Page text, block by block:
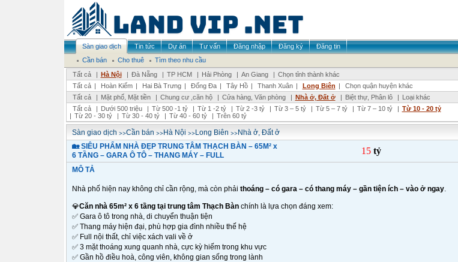
Sàn giao dịch Tin tức Dự án Tư vấn Đăng nhập Đăng ký
Đăng tin
Cần bán
Cho thuê
Tìm theo nhu cầu
Tất cả
| Hà Nội | Đà Nẵng | TP HCM | Hải Phòng | An Giang | Chọn tỉnh thành khác
Tất cả | Hoàn Kiếm | Hai Bà Trưng | Đống Đa | Tây Hồ | Thanh Xuân | Long Biên |
Chọn quận huyện khác
Tất cả
| Mặt phố, Mặt tiền | Chung cư ,căn hộ | Cửa hàng, Văn phòng | Nhà ở, Đất ở | Biệt thự, Phân lô | Loại khác
Tất cả
| Dưới 500 triệu | Từ 500 -1 tỷ | Từ 1 -2 tỷ | Từ 2 -3 tỷ | Từ 3 – 5 tỷ | Từ 5 – 7 tỷ | Từ 7 – 10 tỷ | Từ 10 - 20 tỷ
| Từ 20 - 30 tỷ | Từ 30 - 40 tỷ | Từ 40 - 60 tỷ | Trên 60 tỷ
Sàn giao dịch >>Cần bán >>Hà Nội >>Long Biên >>Nhà ở, Đất ở
🏡 SIÊU PHẨM NHÀ ĐẸP TRUNG TÂM THẠCH BÀN – 65M² x
6 TẦNG – GARA Ô TÔ – THANG MÁY – FULL
15 tỷ
MÔ TẢ
Nhà phố hiện nay không chỉ cần rộng, mà còn phải thoáng – có gara – có thang máy – gần tiện ích – vào ở ngay.
💎Căn nhà 65m² x 6 tầng tại trung tâm Thạch Bànchính là lựa chọn đáng xem:
✅Gara ô tô trong nhà, di chuyển thuận tiện
✅Thang máy hiện đại, phù hợp gia đình nhiều thế hệ
✅Full nội thất, chỉ việc xách vali về ở
✅3 mặt thoáng xung quanh nhà, cực kỳ hiếm trong khu vực
✅Gần hồ điều hoà, công viên, không gian sống trong lành